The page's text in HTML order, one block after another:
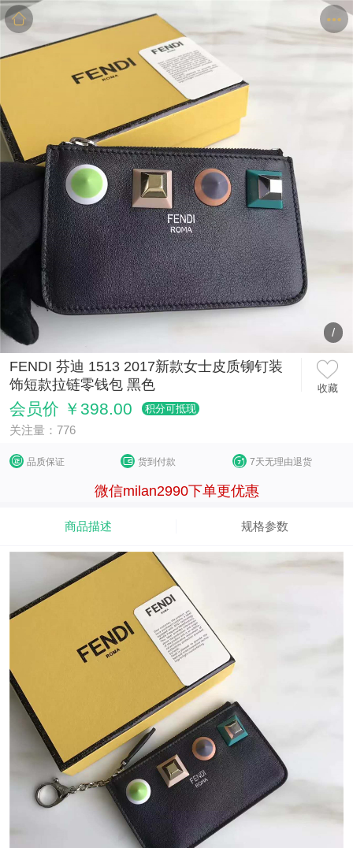
商品 详情
/
FENDI 芬迪 1513 2017新款女士皮质铆钉装
饰短款拉链零钱包 黑色
收藏
会员价 ￥398.00 积分可抵现
关注量：776
品质保证 货到付款 7天无理由退货
微信milan2990下单更优惠
商品描述 规格参数